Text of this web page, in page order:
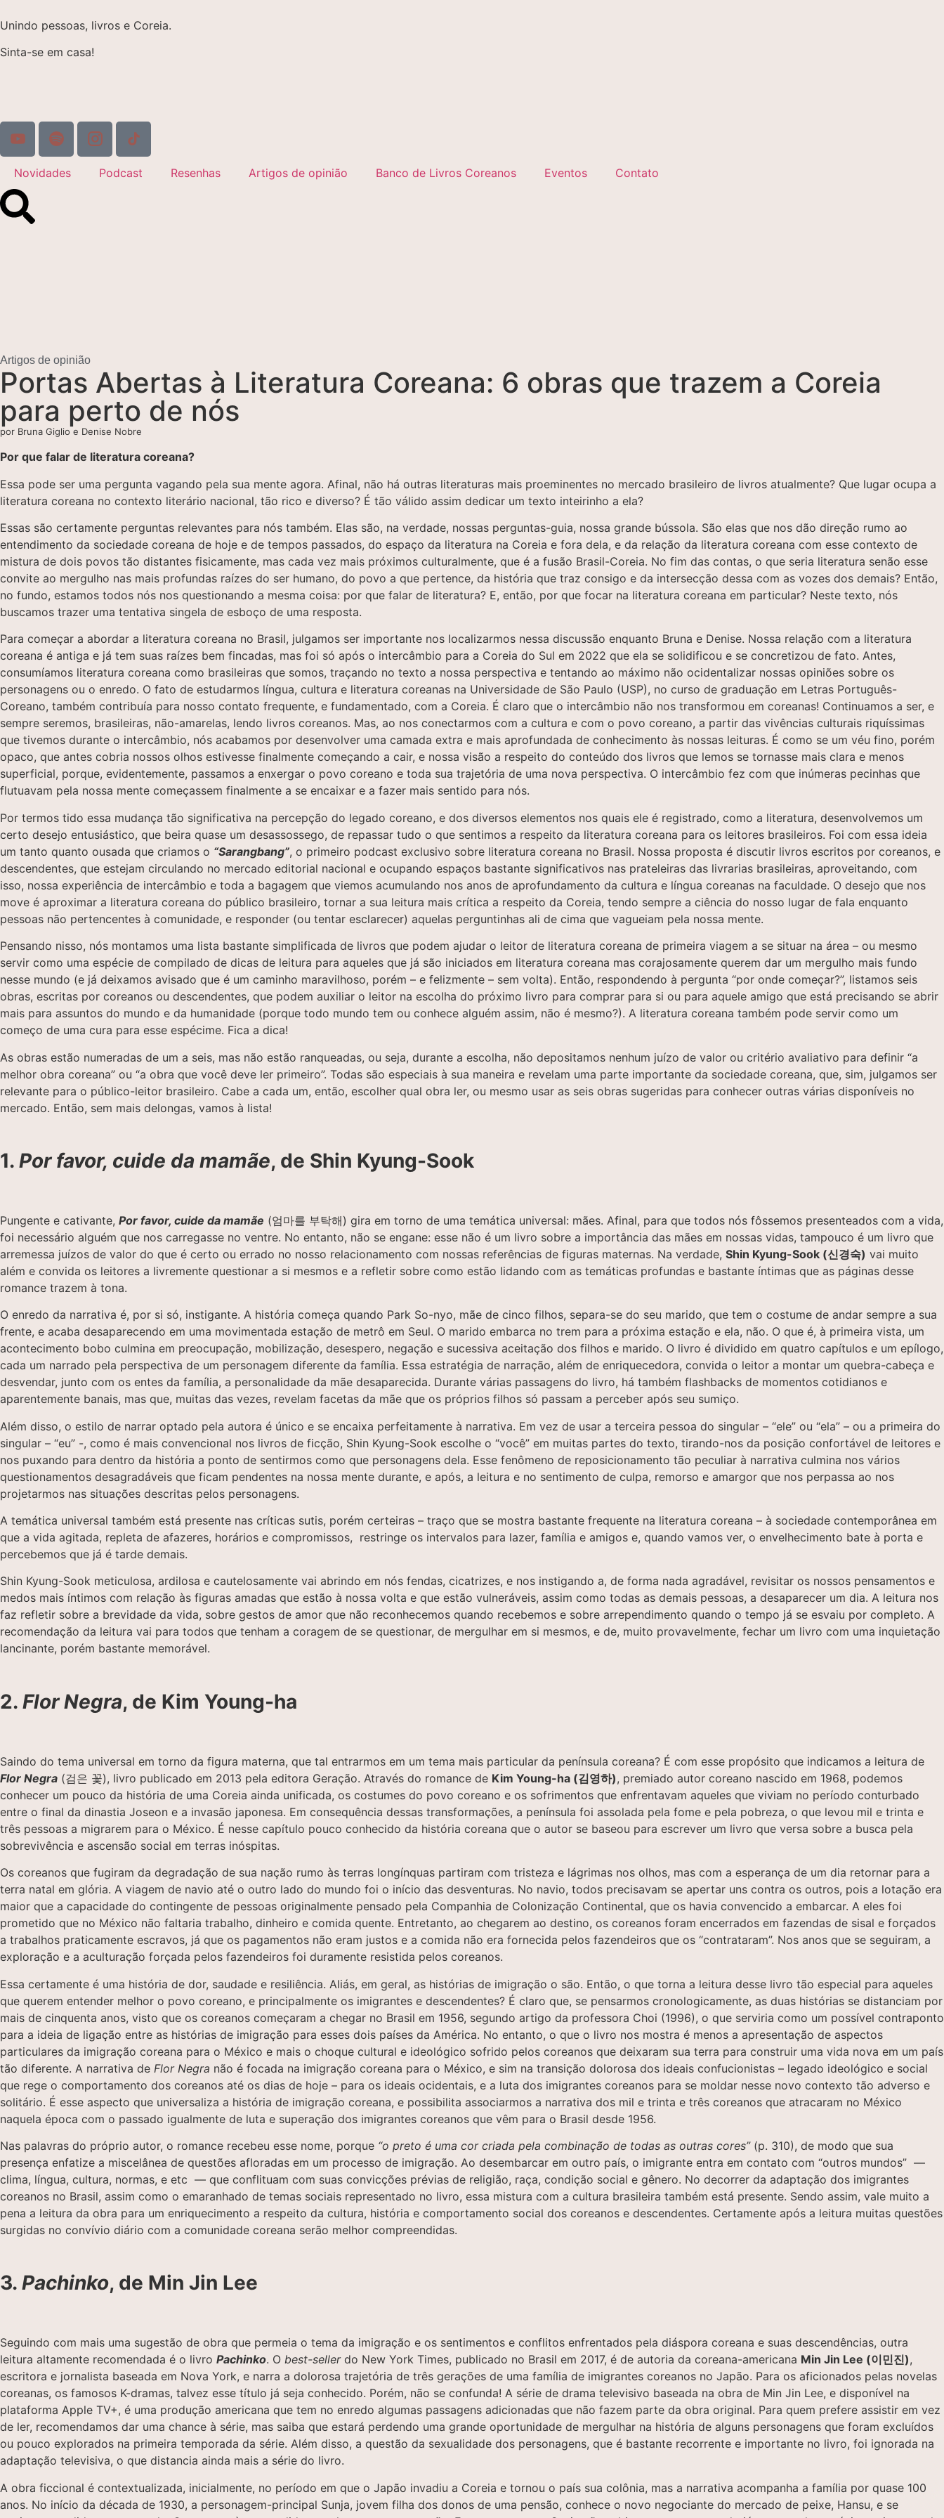
Unindo pessoas, livros e Coreia.
Sinta-se em casa!
Novidades Podcast Resenhas Artigos de opinião Banco de Livros Coreanos Eventos Contato
Artigos de opinião
Portas Abertas à Literatura Coreana: 6 obras que trazem a Coreia
para perto de nós
por Bruna Giglio e Denise Nobre
Por que falar de literatura coreana?
Essa pode ser uma pergunta vagando pela sua mente agora. Afinal, não há outras literaturas mais proeminentes no mercado brasileiro de livros atualmente? Que lugar ocupa a
literatura coreana no contexto literário nacional, tão rico e diverso? É tão válido assim dedicar um texto inteirinho a ela?
Essas são certamente perguntas relevantes para nós também. Elas são, na verdade, nossas perguntas-guia, nossa grande bússola. São elas que nos dão direção rumo ao
entendimento da sociedade coreana de hoje e de tempos passados, do espaço da literatura na Coreia e fora dela, e da relação da literatura coreana com esse contexto de
mistura de dois povos tão distantes fisicamente, mas cada vez mais próximos culturalmente, que é a fusão Brasil-Coreia. No fim das contas, o que seria literatura senão esse
convite ao mergulho nas mais profundas raízes do ser humano, do povo a que pertence, da história que traz consigo e da intersecção dessa com as vozes dos demais? Então,
no fundo, estamos todos nós nos questionando a mesma coisa: por que falar de literatura? E, então, por que focar na literatura coreana em particular? Neste texto, nós
buscamos trazer uma tentativa singela de esboço de uma resposta.
Para começar a abordar a literatura coreana no Brasil, julgamos ser importante nos localizarmos nessa discussão enquanto Bruna e Denise. Nossa relação com a literatura
coreana é antiga e já tem suas raízes bem fincadas, mas foi só após o intercâmbio para a Coreia do Sul em 2022 que ela se solidificou e se concretizou de fato. Antes,
consumíamos literatura coreana como brasileiras que somos, traçando no texto a nossa perspectiva e tentando ao máximo não ocidentalizar nossas opiniões sobre os
personagens ou o enredo. O fato de estudarmos língua, cultura e literatura coreanas na Universidade de São Paulo (USP), no curso de graduação em Letras Português-
Coreano, também contribuía para nosso contato frequente, e fundamentado, com a Coreia. É claro que o intercâmbio não nos transformou em coreanas! Continuamos a ser, e
sempre seremos, brasileiras, não-amarelas, lendo livros coreanos. Mas, ao nos conectarmos com a cultura e com o povo coreano, a partir das vivências culturais riquíssimas
que tivemos durante o intercâmbio, nós acabamos por desenvolver uma camada extra e mais aprofundada de conhecimento às nossas leituras. É como se um véu fino, porém
opaco, que antes cobria nossos olhos estivesse finalmente começando a cair, e nossa visão a respeito do conteúdo dos livros que lemos se tornasse mais clara e menos
superficial, porque, evidentemente, passamos a enxergar o povo coreano e toda sua trajetória de uma nova perspectiva. O intercâmbio fez com que inúmeras pecinhas que
flutuavam pela nossa mente começassem finalmente a se encaixar e a fazer mais sentido para nós.
Por termos tido essa mudança tão significativa na percepção do legado coreano, e dos diversos elementos nos quais ele é registrado, como a literatura, desenvolvemos um
certo desejo entusiástico, que beira quase um desassossego, de repassar tudo o que sentimos a respeito da literatura coreana para os leitores brasileiros. Foi com essa ideia
um tanto quanto ousada que criamos o “Sarangbang”, o primeiro podcast exclusivo sobre literatura coreana no Brasil. Nossa proposta é discutir livros escritos por coreanos, e
descendentes, que estejam circulando no mercado editorial nacional e ocupando espaços bastante significativos nas prateleiras das livrarias brasileiras, aproveitando, com
isso, nossa experiência de intercâmbio e toda a bagagem que viemos acumulando nos anos de aprofundamento da cultura e língua coreanas na faculdade. O desejo que nos
move é aproximar a literatura coreana do público brasileiro, tornar a sua leitura mais crítica a respeito da Coreia, tendo sempre a ciência do nosso lugar de fala enquanto
pessoas não pertencentes à comunidade, e responder (ou tentar esclarecer) aquelas perguntinhas ali de cima que vagueiam pela nossa mente.
Pensando nisso, nós montamos uma lista bastante simplificada de livros que podem ajudar o leitor de literatura coreana de primeira viagem a se situar na área – ou mesmo
servir como uma espécie de compilado de dicas de leitura para aqueles que já são iniciados em literatura coreana mas corajosamente querem dar um mergulho mais fundo
nesse mundo (e já deixamos avisado que é um caminho maravilhoso, porém – e felizmente – sem volta). Então, respondendo à pergunta “por onde começar?”, listamos seis
obras, escritas por coreanos ou descendentes, que podem auxiliar o leitor na escolha do próximo livro para comprar para si ou para aquele amigo que está precisando se abrir
mais para assuntos do mundo e da humanidade (porque todo mundo tem ou conhece alguém assim, não é mesmo?). A literatura coreana também pode servir como um
começo de uma cura para esse espécime. Fica a dica!
As obras estão numeradas de um a seis, mas não estão ranqueadas, ou seja, durante a escolha, não depositamos nenhum juízo de valor ou critério avaliativo para definir “a
melhor obra coreana” ou “a obra que você deve ler primeiro”. Todas são especiais à sua maneira e revelam uma parte importante da sociedade coreana, que, sim, julgamos ser
relevante para o público-leitor brasileiro. Cabe a cada um, então, escolher qual obra ler, ou mesmo usar as seis obras sugeridas para conhecer outras várias disponíveis no
mercado. Então, sem mais delongas, vamos à lista!
1. Por favor, cuide da mamãe, de Shin Kyung-Sook
Pungente e cativante, Por favor, cuide da mamãe (엄마를 부탁해) gira em torno de uma temática universal: mães. Afinal, para que todos nós fôssemos presenteados com a vida,
foi necessário alguém que nos carregasse no ventre. No entanto, não se engane: esse não é um livro sobre a importância das mães em nossas vidas, tampouco é um livro que
arremessa juízos de valor do que é certo ou errado no nosso relacionamento com nossas referências de figuras maternas. Na verdade, Shin Kyung-Sook (신경숙) vai muito
além e convida os leitores a livremente questionar a si mesmos e a refletir sobre como estão lidando com as temáticas profundas e bastante íntimas que as páginas desse
romance trazem à tona.
O enredo da narrativa é, por si só, instigante. A história começa quando Park So-nyo, mãe de cinco filhos, separa-se do seu marido, que tem o costume de andar sempre a sua
frente, e acaba desaparecendo em uma movimentada estação de metrô em Seul. O marido embarca no trem para a próxima estação e ela, não. O que é, à primeira vista, um
acontecimento bobo culmina em preocupação, mobilização, desespero, negação e sucessiva aceitação dos filhos e marido. O livro é dividido em quatro capítulos e um epílogo,
cada um narrado pela perspectiva de um personagem diferente da família. Essa estratégia de narração, além de enriquecedora, convida o leitor a montar um quebra-cabeça e
desvendar, junto com os entes da família, a personalidade da mãe desaparecida. Durante várias passagens do livro, há também flashbacks de momentos cotidianos e
aparentemente banais, mas que, muitas das vezes, revelam facetas da mãe que os próprios filhos só passam a perceber após seu sumiço.
Além disso, o estilo de narrar optado pela autora é único e se encaixa perfeitamente à narrativa. Em vez de usar a terceira pessoa do singular – “ele” ou “ela” – ou a primeira do
singular – “eu” -, como é mais convencional nos livros de ficção, Shin Kyung-Sook escolhe o “você” em muitas partes do texto, tirando-nos da posição confortável de leitores e
nos puxando para dentro da história a ponto de sentirmos como que personagens dela. Esse fenômeno de reposicionamento tão peculiar à narrativa culmina nos vários
questionamentos desagradáveis que ficam pendentes na nossa mente durante, e após, a leitura e no sentimento de culpa, remorso e amargor que nos perpassa ao nos
projetarmos nas situações descritas pelos personagens.
A temática universal também está presente nas críticas sutis, porém certeiras – traço que se mostra bastante frequente na literatura coreana – à sociedade contemporânea em
que a vida agitada, repleta de afazeres, horários e compromissos, restringe os intervalos para lazer, família e amigos e, quando vamos ver, o envelhecimento bate à porta e
percebemos que já é tarde demais.
Shin Kyung-Sook meticulosa, ardilosa e cautelosamente vai abrindo em nós fendas, cicatrizes, e nos instigando a, de forma nada agradável, revisitar os nossos pensamentos e
medos mais íntimos com relação às figuras amadas que estão à nossa volta e que estão vulneráveis, assim como todas as demais pessoas, a desaparecer um dia. A leitura nos
faz refletir sobre a brevidade da vida, sobre gestos de amor que não reconhecemos quando recebemos e sobre arrependimento quando o tempo já se esvaiu por completo. A
recomendação da leitura vai para todos que tenham a coragem de se questionar, de mergulhar em si mesmos, e de, muito provavelmente, fechar um livro com uma inquietação
lancinante, porém bastante memorável.
2. Flor Negra, de Kim Young-ha
Saindo do tema universal em torno da figura materna, que tal entrarmos em um tema mais particular da península coreana? É com esse propósito que indicamos a leitura de
Flor Negra (검은 꽃), livro publicado em 2013 pela editora Geração. Através do romance de Kim Young-ha (김영하), premiado autor coreano nascido em 1968, podemos
conhecer um pouco da história de uma Coreia ainda unificada, os costumes do povo coreano e os sofrimentos que enfrentavam aqueles que viviam no período conturbado
entre o final da dinastia Joseon e a invasão japonesa. Em consequência dessas transformações, a península foi assolada pela fome e pela pobreza, o que levou mil e trinta e
três pessoas a migrarem para o México. É nesse capítulo pouco conhecido da história coreana que o autor se baseou para escrever um livro que versa sobre a busca pela
sobrevivência e ascensão social em terras inóspitas.
Os coreanos que fugiram da degradação de sua nação rumo às terras longínquas partiram com tristeza e lágrimas nos olhos, mas com a esperança de um dia retornar para a
terra natal em glória. A viagem de navio até o outro lado do mundo foi o início das desventuras. No navio, todos precisavam se apertar uns contra os outros, pois a lotação era
maior que a capacidade do contingente de pessoas originalmente pensado pela Companhia de Colonização Continental, que os havia convencido a embarcar. A eles foi
prometido que no México não faltaria trabalho, dinheiro e comida quente. Entretanto, ao chegarem ao destino, os coreanos foram encerrados em fazendas de sisal e forçados
a trabalhos praticamente escravos, já que os pagamentos não eram justos e a comida não era fornecida pelos fazendeiros que os “contrataram”. Nos anos que se seguiram, a
exploração e a aculturação forçada pelos fazendeiros foi duramente resistida pelos coreanos.
Essa certamente é uma história de dor, saudade e resiliência. Aliás, em geral, as histórias de imigração o são. Então, o que torna a leitura desse livro tão especial para aqueles
que querem entender melhor o povo coreano, e principalmente os imigrantes e descendentes? É claro que, se pensarmos cronologicamente, as duas histórias se distanciam por
mais de cinquenta anos, visto que os coreanos começaram a chegar no Brasil em 1956, segundo artigo da professora Choi (1996), o que serviria como um possível contraponto
para a ideia de ligação entre as histórias de imigração para esses dois países da América. No entanto, o que o livro nos mostra é menos a apresentação de aspectos
particulares da imigração coreana para o México e mais o choque cultural e ideológico sofrido pelos coreanos que deixaram sua terra para construir uma vida nova em um país
tão diferente. A narrativa de Flor Negra não é focada na imigração coreana para o México, e sim na transição dolorosa dos ideais confucionistas – legado ideológico e social
que rege o comportamento dos coreanos até os dias de hoje – para os ideais ocidentais, e a luta dos imigrantes coreanos para se moldar nesse novo contexto tão adverso e
solitário. É esse aspecto que universaliza a história de imigração coreana, e possibilita associarmos a narrativa dos mil e trinta e três coreanos que atracaram no México
naquela época com o passado igualmente de luta e superação dos imigrantes coreanos que vêm para o Brasil desde 1956.
Nas palavras do próprio autor, o romance recebeu esse nome, porque “o preto é uma cor criada pela combinação de todas as outras cores”(p. 310), de modo que sua
presença enfatize a miscelânea de questões afloradas em um processo de imigração. Ao desembarcar em outro país, o imigrante entra em contato com “outros mundos” —
clima, língua, cultura, normas, e etc — que conflituam com suas convicções prévias de religião, raça, condição social e gênero. No decorrer da adaptação dos imigrantes
coreanos no Brasil, assim como o emaranhado de temas sociais representado no livro, essa mistura com a cultura brasileira também está presente. Sendo assim, vale muito a
pena a leitura da obra para um enriquecimento a respeito da cultura, história e comportamento social dos coreanos e descendentes. Certamente após a leitura muitas questões
surgidas no convívio diário com a comunidade coreana serão melhor compreendidas.
3. Pachinko, de Min Jin Lee
Seguindo com mais uma sugestão de obra que permeia o tema da imigração e os sentimentos e conflitos enfrentados pela diáspora coreana e suas descendências, outra
leitura altamente recomendada é o livro Pachinko. O best-seller do New York Times, publicado no Brasil em 2017, é de autoria da coreana-americana Min Jin Lee (이민진),
escritora e jornalista baseada em Nova York, e narra a dolorosa trajetória de três gerações de uma família de imigrantes coreanos no Japão. Para os aficionados pelas novelas
coreanas, os famosos K-dramas, talvez esse título já seja conhecido. Porém, não se confunda! A série de drama televisivo baseada na obra de Min Jin Lee, e disponível na
plataforma Apple TV+, é uma produção americana que tem no enredo algumas passagens adicionadas que não fazem parte da obra original. Para quem prefere assistir em vez
de ler, recomendamos dar uma chance à série, mas saiba que estará perdendo uma grande oportunidade de mergulhar na história de alguns personagens que foram excluídos
ou pouco explorados na primeira temporada da série. Além disso, a questão da sexualidade dos personagens, que é bastante recorrente e importante no livro, foi ignorada na
adaptação televisiva, o que distancia ainda mais a série do livro.
A obra ficcional é contextualizada, inicialmente, no período em que o Japão invadiu a Coreia e tornou o país sua colônia, mas a narrativa acompanha a família por quase 100
anos. No início da década de 1930, a personagem-principal Sunja, jovem filha dos donos de uma pensão, conhece o novo negociante do mercado de peixe, Hansu, e se